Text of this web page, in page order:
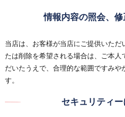
情報内容の照会、
当店は、お客様が当店にご提供いただ
たは削除を希望される場合は、ご本人
だいたうえで、合理的な範囲ですみや
す。
セキュリティ